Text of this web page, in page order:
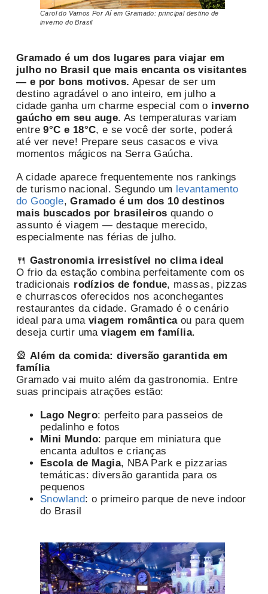
Carol do Vamos Por Aí em Gramado: principal destino de
inverno do Brasil
Gramado é um dos lugares para viajar em
julho no Brasil que mais encanta os visitantes
— e por bons motivos. Apesar de ser um
destino agradável o ano inteiro, em julho a
cidade ganha um charme especial com o inverno
gaúcho em seu auge. As temperaturas variam
entre9°C e 18°C, e se você der sorte, poderá
até ver neve! Prepare seus casacos e viva
momentos mágicos na Serra Gaúcha.
A cidade aparece frequentemente nos rankings
de turismo nacional. Segundo um levantamento
do Google,Gramado é um dos 10 destinos
mais buscados por brasileiros quando o
assunto é viagem — destaque merecido,
especialmente nas férias de julho.
🍴 Gastronomia irresistível no clima ideal
O frio da estação combina perfeitamente com os
tradicionais rodízios de fondue, massas, pizzas
e churrascos oferecidos nos aconchegantes
restaurantes da cidade. Gramado é o cenário
ideal para umaviagem românticaou para quem
deseja curtir umaviagem em família.
🎡 Além da comida: diversão garantida em
família
Gramado vai muito além da gastronomia. Entre
suas principais atrações estão:
Lago Negro: perfeito para passeios de
pedalinho e fotos
Mini Mundo: parque em miniatura que
encanta adultos e crianças
Escola de Magia, NBA Park e pizzarias
temáticas: diversão garantida para os
pequenos
Snowland: o primeiro parque de neve indoor
do Brasil